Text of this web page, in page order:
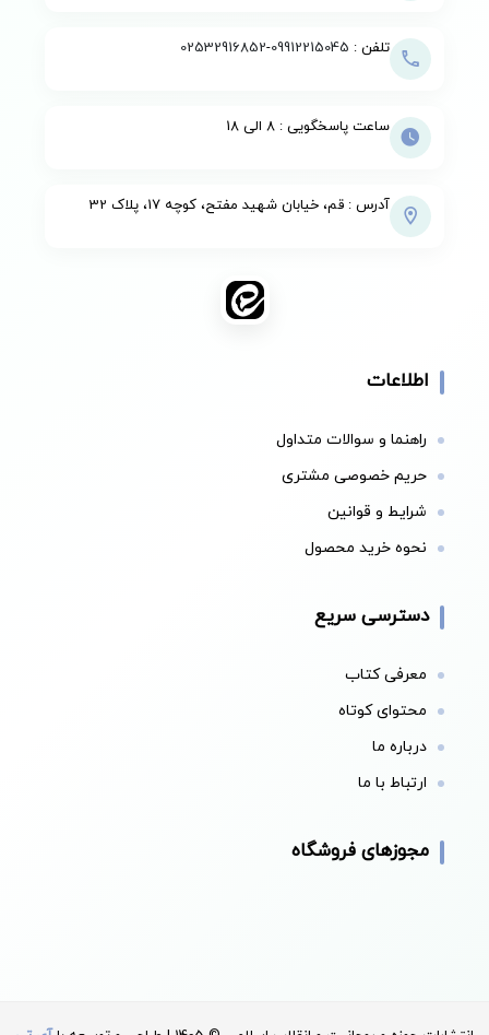
تلفن : 09912215045
-
02532916852
ساعت پاسخگویی : 8 الی 18
آدرس : قم، خیابان شهید مفتح، کوچه 17، پلاک 32
اطلاعات
راهنما و سوالات متداول
حریم خصوصی مشتری
شرایط و قوانین
نحوه خرید محصول
دسترسی سریع
معرفی کتاب
محتوای کوتاه
درباره ما
ارتباط با ما
مجوزهای فروشگاه